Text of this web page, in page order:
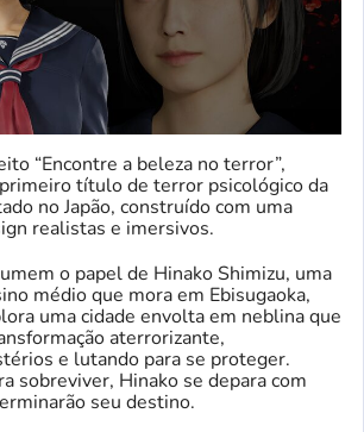
“Encontre a beleza no terror”,
título de terror psicológico da
no Japão, construído com uma
realistas e imersivos.
o papel de Hinako Shimizu, uma
médio que mora em Ebisugaoka,
uma cidade envolta em neblina que
aterrorizante,
e lutando para se proteger.
sobreviver, Hinako se depara com
seu destino.